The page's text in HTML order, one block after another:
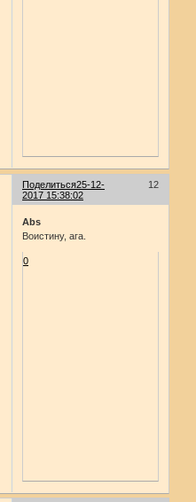
Поделиться 12
25-12-
2017 15:38:02
Abs
Воистину, ага.
0